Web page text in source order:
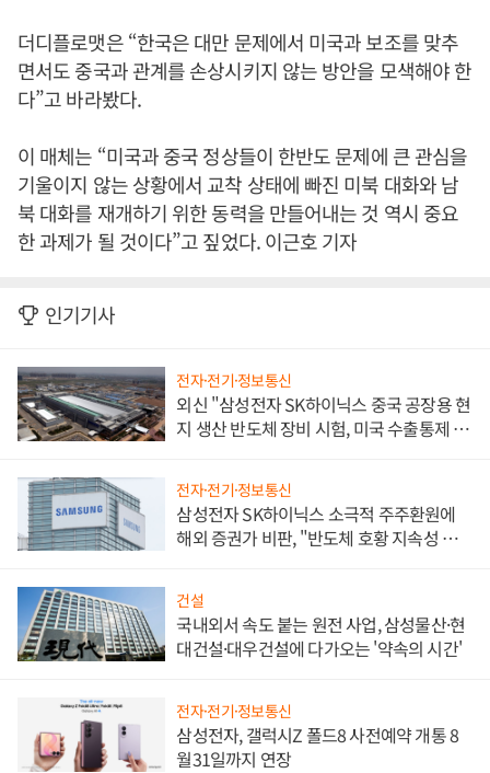
더디플로맷은 “한국은 대만 문제에서 미국과 보조를 맞추
면서도 중국과 관계를 손상시키지 않는 방안을 모색해야 한
다”고 바라봤다.
이 매체는 “미국과 중국 정상들이 한반도 문제에 큰 관심을
기울이지 않는 상황에서 교착 상태에 빠진 미북 대화와 남
북 대화를 재개하기 위한 동력을 만들어내는 것 역시 중요
한 과제가 될 것이다”고 짚었다. 이근호 기자
인기기사
전자·전기·정보통신
외신 "삼성전자 SK하이닉스 중국 공장용 현
지 생산 반도체 장비 시험, 미국 수출통제 대
전자·전기·정보통신
삼성전자 SK하이닉스 소극적 주주환원에
해외 증권가 비판, "반도체 호황 지속성 의
건설
국내외서 속도 붙는 원전 사업, 삼성물산·현
대건설·대우건설에 다가오는 '약속의 시간'
전자·전기·정보통신
삼성전자, 갤럭시Z 폴드8 사전예약 개통 8
월31일까지 연장